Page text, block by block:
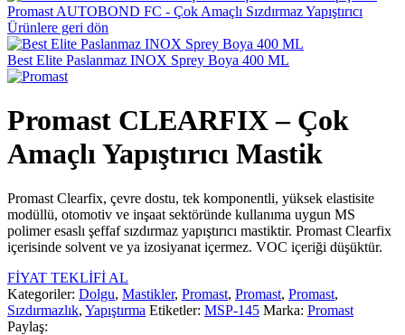
Promast AUTOBOND FC - Çok Amaçlı Sızdırmaz Yapıştırıcı
Ürünlere geri dön
Best Elite Paslanmaz INOX Sprey Boya 400 ML
Promast CLEARFIX – Çok
Amaçlı Yapıştırıcı Mastik
Promast Clearfix, çevre dostu, tek komponentli, yüksek elastisite
modüllü, otomotiv ve inşaat sektöründe kullanıma uygun MS
polimer esaslı şeffaf sızdırmaz yapıştırıcı mastiktir. Promast Clearfix
içerisinde solvent ve ya izosiyanat içermez. VOC içeriği düşüktür.
FİYAT TEKLİFİ AL
Kategoriler: Dolgu, Mastikler, Promast, Promast, Promast,
Sızdırmazlık, Yapıştırma Etiketler: MSP-145 Marka: Promast
Paylaş: